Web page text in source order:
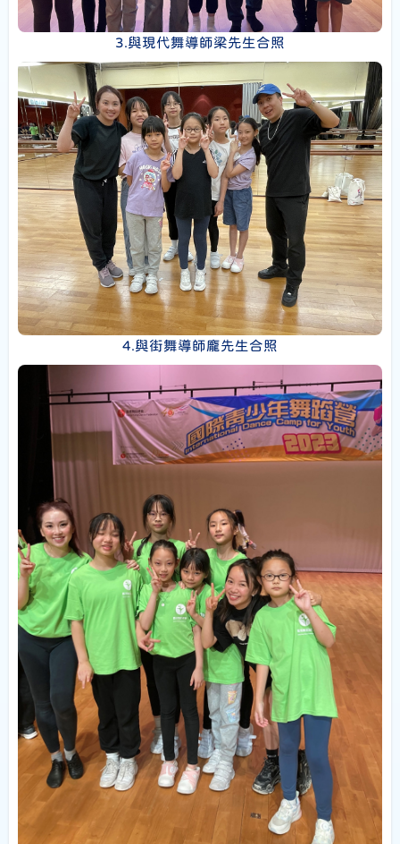
3.與現代舞導師梁先生合照
4.與街舞導師龐先生合照